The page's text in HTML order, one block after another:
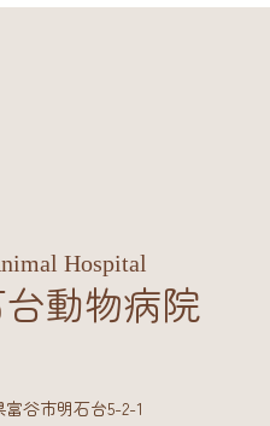
Hospital
動物病院
谷市明石台5-2-1